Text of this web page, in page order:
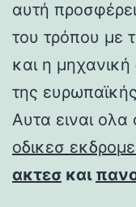
αυτή
του τρόπου με
και η
της
Αυτα ειναι ολα
οδικεσ
ακτεσ και